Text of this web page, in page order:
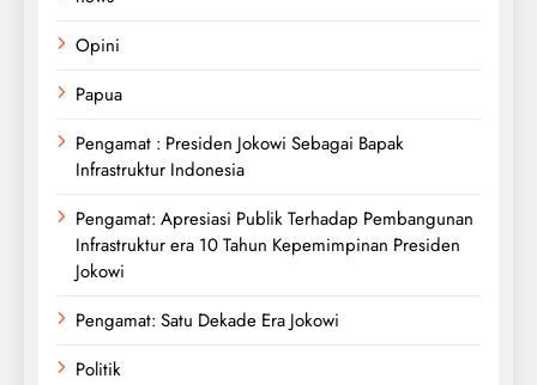
Opini
Papua
Pengamat : Presiden Jokowi Sebagai Bapak
Infrastruktur Indonesia
Pengamat: Apresiasi Publik Terhadap Pembangunan
Infrastruktur era 10 Tahun Kepemimpinan Presiden
Jokowi
Pengamat: Satu Dekade Era Jokowi
Politik